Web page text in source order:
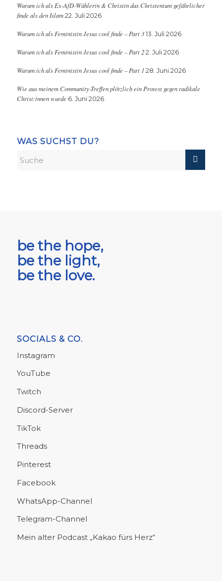
Warum ich als Ex-AfD-Wählerin & Christin das Christentum gefährlicher
finde als den Islam 22. Juli 2026
Warum ich als Feministin Jesus cool finde – Part 3 13. Juli 2026
Warum ich als Feministin Jesus cool finde – Part 2 2. Juli 2026
Warum ich als Feministin Jesus cool finde – Part 1 28. Juni 2026
Wie aus meinem Community-Treffen plötzlich ein Protest gegen radikale
Christ:innen wurde 6. Juni 2026
WAS SUCHST DU?
be the hope,
be the light,
be the love.
SOCIALS & CO.
Instagram
YouTube
Twitch
Discord-Server
TikTok
Threads
Pinterest
Facebook
WhatsApp-Channel
Telegram-Channel
Mein alter Podcast „Kakao fürs Herz“